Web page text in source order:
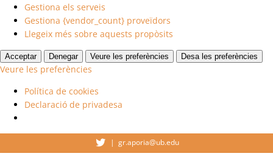
Gestiona els serveis
Gestiona {vendor_count} proveïdors
Llegeix més sobre aquests propòsits
Acceptar Denegar Veure les preferències Desa les preferències
Veure les preferències
Política de cookies
Declaració de privadesa
to
| gr.aporia@ub.edu